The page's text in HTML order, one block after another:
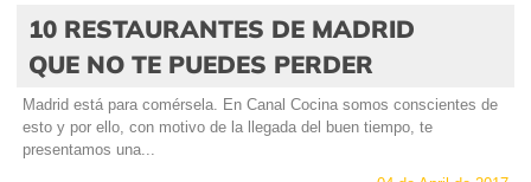
10 RESTAURANTES DE MADRID
QUE NO TE PUEDES PERDER
Madrid está para comérsela. En Canal Cocina somos conscientes de
esto y por ello, con motivo de la llegada del buen tiempo, te
presentamos una...